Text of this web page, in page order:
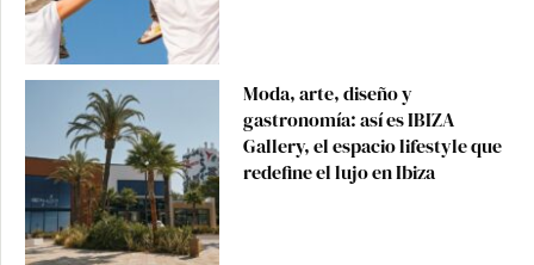
Moda, arte, diseño y
gastronomía: así es IBIZA
Gallery, el espacio lifestyle que
redefine el lujo en Ibiza